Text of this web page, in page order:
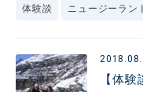
体験談 ニュージーラン
【体